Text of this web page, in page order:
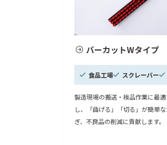
バーカットWタイプ
食品工場 スクレーバー
製造現場の搬送・検品作業に最
し、「曲げる」「切る」が簡単
ぎ、不良品の削減に貢献します。